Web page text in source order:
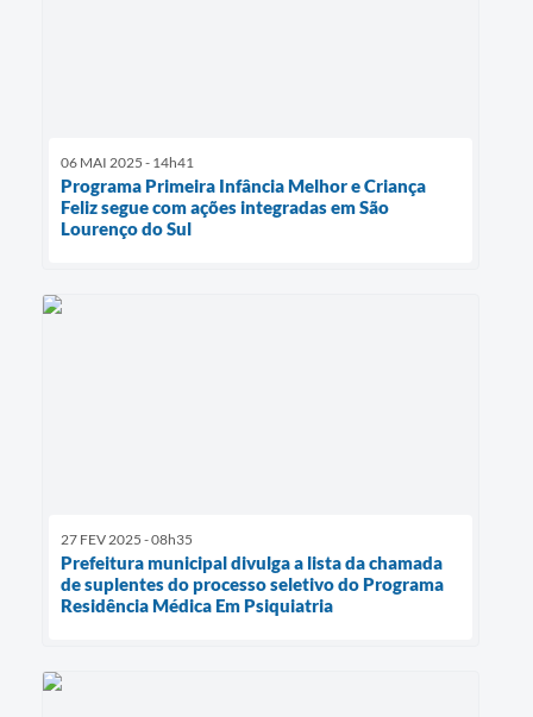
06 MAI 2025 - 14h41
Programa Primeira Infância Melhor e Criança
Feliz segue com ações integradas em São
Lourenço do Sul
27 FEV 2025 - 08h35
Prefeitura municipal divulga a lista da chamada
de suplentes do processo seletivo do Programa
Residência Médica Em Psiquiatria